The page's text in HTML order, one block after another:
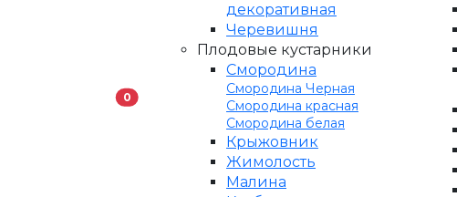
0В корзину
декоративная
Черевишня
Плодовые кустарники
Смородина
Смородина Черная
Смородина красная
Смородина белая
Крыжовник
Жимолость
Малина